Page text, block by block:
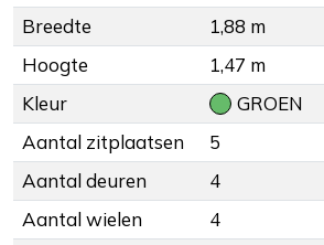
Breedte
1,88 m
Hoogte
1,47 m
Kleur
GROEN
Aantal zitplaatsen
5
Aantal deuren
4
Aantal wielen
4